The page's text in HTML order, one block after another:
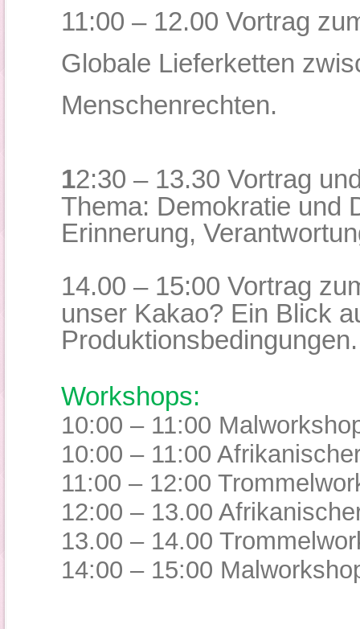
11:00 – 12.00 Vortrag
Globale Lieferketten
Menschenrechten.
12:30 – 13.30 Vortrag
Thema: Demokratie und
Erinnerung,
14.00 – 15:00 Vortrag
unser Kakao? Ein Blick
Produktionsbedingungen.
Workshops:
10:00 – 11:00
10:00 – 11:00
11:00 – 12:00
12:00 – 13.00
13.00 – 14.00
14:00 – 15:00